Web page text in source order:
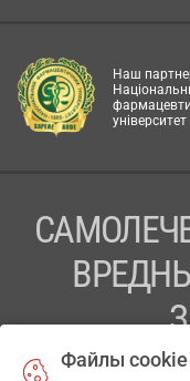
Наш
університет
ПЕРЕД
Файлы cookie